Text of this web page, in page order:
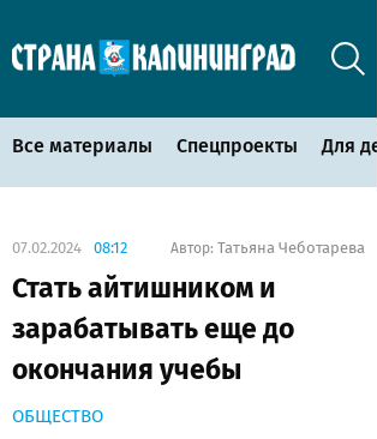
Все материалы Спецпроекты Для
07.02.2024 08:12 Автор: Татьяна Чеботарева
Стать айтишником и
зарабатывать еще до
окончания учебы
ОБЩЕСТВО